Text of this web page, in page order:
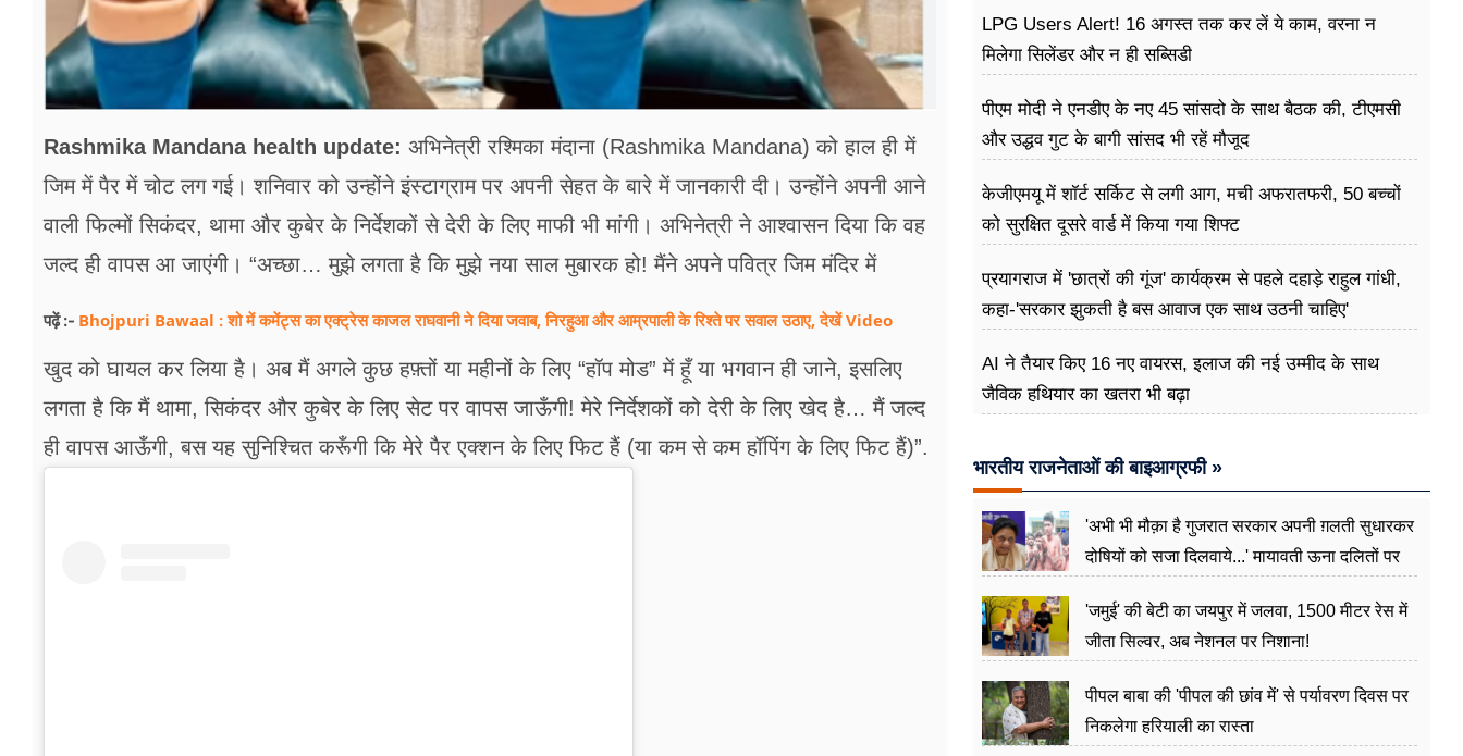
Rashmika Mandana health update: अभिनेत्री रश्मिका मंदाना (Rashmika Mandana) को हाल ही में
जिम में पैर में चोट लग गई। शनिवार को उन्होंने इंस्टाग्राम पर अपनी सेहत के बारे में जानकारी दी। उन्होंने अपनी आने
वाली फिल्मों सिकंदर, थामा और कुबेर के निर्देशकों से देरी के लिए माफी भी मांगी। अभिनेत्री ने आश्वासन दिया कि वह
जल्द ही वापस आ जाएंगी। “अच्छा… मुझे लगता है कि मुझे नया साल मुबारक हो! मैंने अपने पवित्र जिम मंदिर में
पढ़ें :- Bhojpuri Bawaal : शो में कमेंट्स का एक्ट्रेस काजल राघवानी ने दिया जवाब, निरहुआ और आम्रपाली के रिश्ते पर सवाल उठाए, देखें Video
खुद को घायल कर लिया है। अब मैं अगले कुछ हफ़्तों या महीनों के लिए “हॉप मोड” में हूँ या भगवान ही जाने, इसलिए
लगता है कि मैं थामा, सिकंदर और कुबेर के लिए सेट पर वापस जाऊँगी! मेरे निर्देशकों को देरी के लिए खेद है… मैं जल्द
ही वापस आऊँगी, बस यह सुनिश्चित करूँगी कि मेरे पैर एक्शन के लिए फिट हैं (या कम से कम हॉपिंग के लिए फिट हैं)”.
LPG Users Alert! 16 अगस्त तक कर लें ये काम, वरना न
मिलेगा सिलेंडर और न ही सब्सिडी
पीएम मोदी ने एनडीए के नए 45 सांसदो के साथ बैठक की, टीएमसी
और उद्धव गुट के बागी सांसद भी रहें मौजूद
केजीएमयू में शॉर्ट सर्किट से लगी आग, मची अफरातफरी, 50 बच्चों
को सुरक्षित दूसरे वार्ड में किया गया शिफ्ट
प्रयागराज में 'छात्रों की गूंज' कार्यक्रम से पहले दहाड़े राहुल गांधी,
कहा-'सरकार झुकती है बस आवाज एक साथ उठनी चाहिए'
AI ने तैयार किए 16 नए वायरस, इलाज की नई उम्मीद के साथ
जैविक हथियार का खतरा भी बढ़ा
भारतीय राजनेताओं की बाइआग्रफी »
'अभी भी मौक़ा है गुजरात सरकार अपनी ग़लती सुधारकर
दोषियों को सजा दिलवाये...' मायावती ऊना दलितों पर
'जमुई' की बेटी का जयपुर में जलवा, 1500 मीटर रेस में
जीता सिल्वर, अब नेशनल पर निशाना!
पीपल बाबा की 'पीपल की छांव में' से पर्यावरण दिवस पर
निकलेगा हरियाली का रास्ता